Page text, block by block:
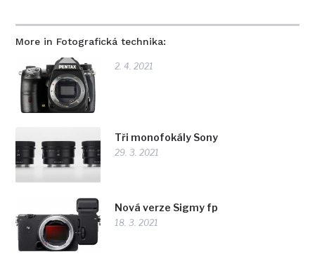
More in Fotografická technika:
2. 4. 2021
Tři monofokály Sony
29. 3. 2021
Nová verze Sigmy fp
18. 3. 2021